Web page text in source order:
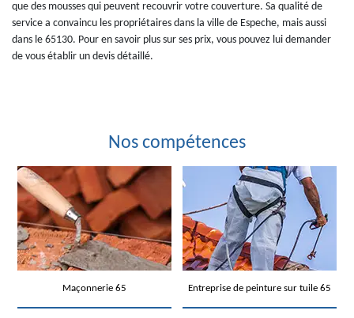
que des mousses qui peuvent recouvrir votre couverture. Sa qualité de
service a convaincu les propriétaires dans la ville de Espeche, mais aussi
dans le 65130. Pour en savoir plus sur ses prix, vous pouvez lui demander
de vous établir un devis détaillé.
Nos compétences
Maçonnerie 65 Entreprise de peinture sur tuile 65